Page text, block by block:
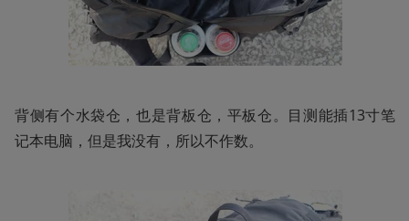
背侧有个水袋仓，也是背板仓，平板仓。目测能插13寸笔
记本电脑，但是我没有，所以不作数。